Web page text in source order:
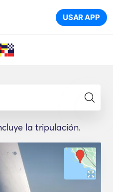
USAR APP
la tripulación.